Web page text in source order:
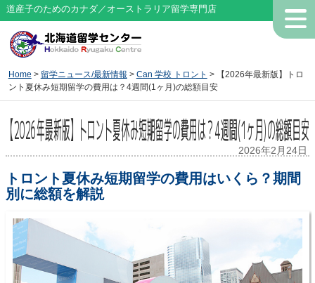
道産子のためのカナダ／オーストラリア留学専門店
Home > 留学ニュース/最新情報 > Can 学校 トロント > 【2026年最新版】トロ
ント夏休み短期留学の費用は？4週間(1ヶ月)の総額目安
【2026年最新版】トロント夏休み短期留学の費用は？4週間(1ヶ月)の総額目安
2026年2月24日
トロント夏休み短期留学の費用はいくら？期間
別に総額を解説